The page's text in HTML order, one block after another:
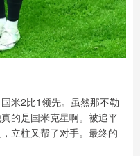
米2比1领先。虽然那不勒
的是国米克星啊。被追平
立柱又帮了对手。最终的